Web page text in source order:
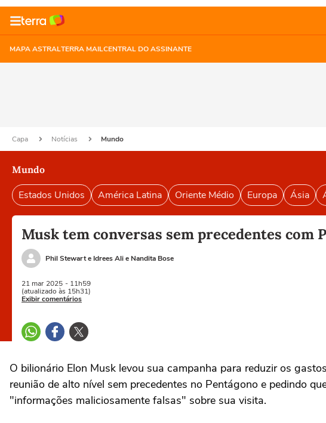
MAPA ASTRALTERRA MAILCENTRAL DO ASSINANTE
Capa Notícias Mundo
Mundo
Estados Unidos América Latina Oriente Médio Europa Ásia
Musk tem conversas sem precedentes com
Phil Stewart e Idrees Ali e Nandita Bose
21 mar 2025 - 11h59
(atualizado às 15h31)
Exibir comentários
O bilionário Elon Musk levou sua campanha para reduzir os
reunião de alto nível sem precedentes no Pentágono e pedindo
"informações maliciosamente falsas" sobre sua visita.